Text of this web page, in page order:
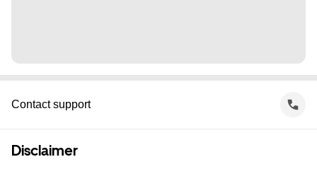
Contact support
Disclaimer